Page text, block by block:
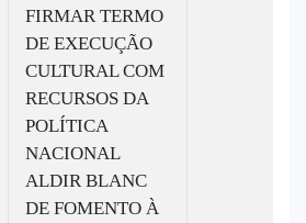
FIRMAR TERMO
DE EXECUÇÃO
CULTURAL COM
RECURSOS DA
POLÍTICA
NACIONAL
ALDIR BLANC
DE FOMENTO À